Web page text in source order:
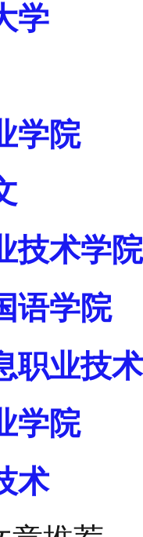
学
学院
技术学院
语学院
职业技
学院
术